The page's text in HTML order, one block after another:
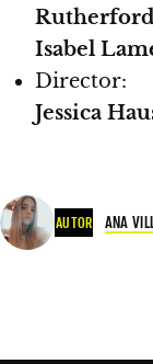
Rutherford
Isabel
Director:
Jessica
AUTOR ANA